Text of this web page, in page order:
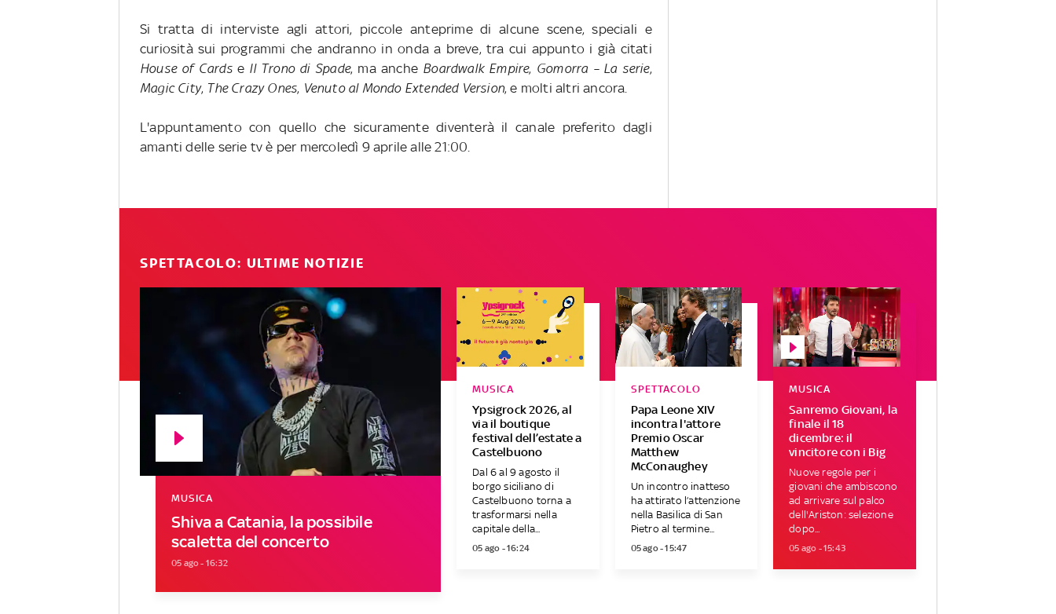
Si tratta di interviste agli attori, piccole anteprime di alcune scene, speciali e
curiosità sui programmi che andranno in onda a breve, tra cui appunto i già citati
House of Cardse Il Trono di Spade, ma anche Boardwalk Empire, Gomorra – La serie,
Magic City, The Crazy Ones, Venuto al Mondo Extended Version, e molti altri ancora.
L'appuntamento con quello che sicuramente diventerà il canale preferito dagli
amanti delle serie tv è per mercoledì 9 aprile alle 21:00.
SPETTACOLO: ULTIME NOTIZIE
Shiva a Catania, la possibile
scaletta del concerto
MUSICA
05 ago - 16:32
Ypsigrock 2026, al
via il boutique
festival dell’estate a
Castelbuono
MUSICA
Dal 6 al 9 agosto il
borgo siciliano di
Castelbuono torna a
trasformarsi nella
capitale della...
05 ago - 16:24
Papa Leone XIV
incontra l'attore
Premio Oscar
Matthew
McConaughey
SPETTACOLO
Un incontro inatteso
ha attirato l’attenzione
nella Basilica di San
Pietro al termine...
05 ago - 15:47
Sanremo Giovani, la
finale il 18
dicembre: il
vincitore con i Big
MUSICA
Nuove regole per i
giovani che ambiscono
ad arrivare sul palco
dell'Ariston: selezione
dopo...
05 ago - 15:43